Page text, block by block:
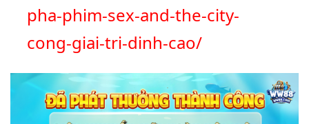
pha-phim-sex-and-the-city-
cong-giai-tri-dinh-cao/